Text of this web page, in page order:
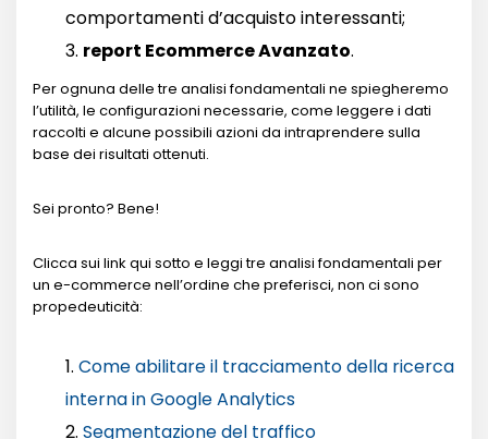
comportamenti d’acquisto interessanti;
report Ecommerce Avanzato.
Per ognuna delle tre analisi fondamentali ne spiegheremo
l’utilità, le configurazioni necessarie, come leggere i dati
raccolti e alcune possibili azioni da intraprendere sulla
base dei risultati ottenuti.
Sei pronto? Bene!
Clicca sui link qui sotto e leggi tre analisi fondamentali per
un e-commerce nell’ordine che preferisci, non ci sono
propedeuticità:
Come abilitare il tracciamento della ricerca
interna in Google Analytics
Segmentazione del traffico